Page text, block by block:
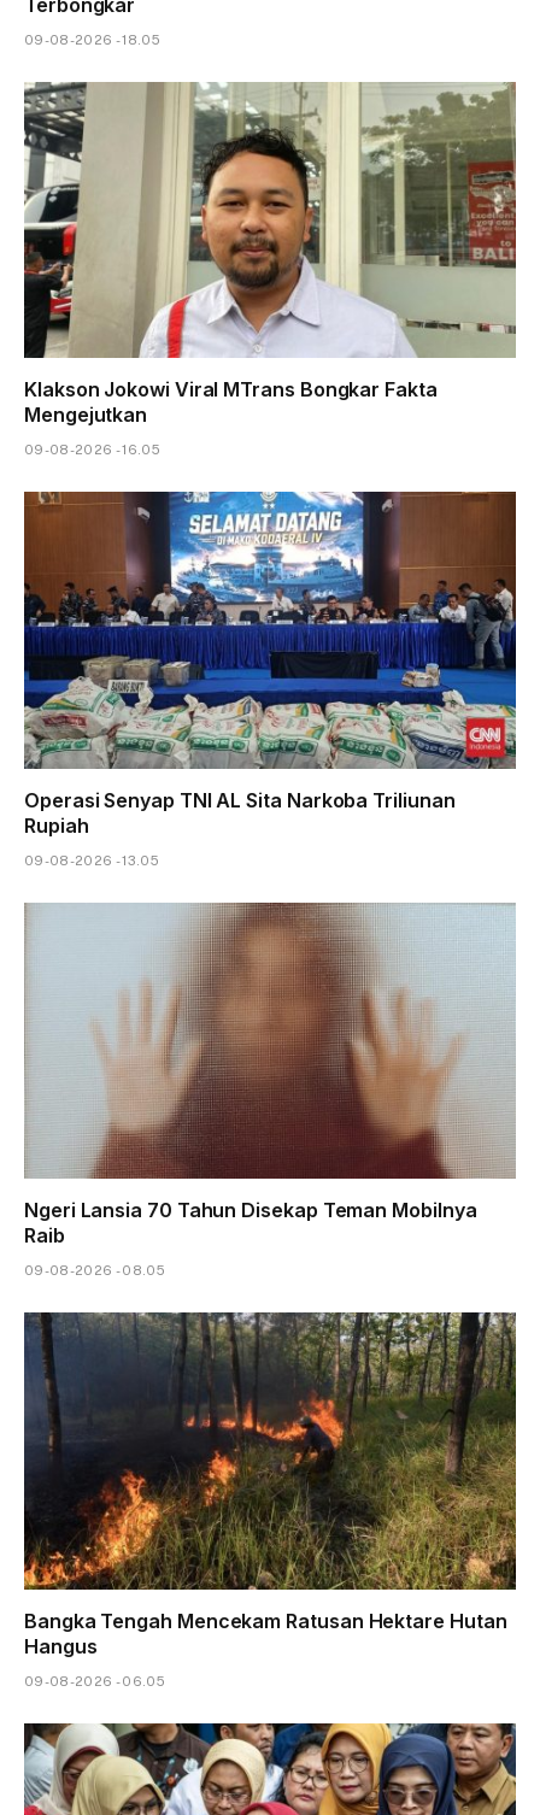
09-08-2026 - 18.05
Klakson Jokowi Viral MTrans Bongkar Fakta
Mengejutkan
09-08-2026 - 16.05
Operasi Senyap TNI AL Sita Narkoba Triliunan
Rupiah
09-08-2026 - 13.05
Ngeri Lansia 70 Tahun Disekap Teman Mobilnya
Raib
09-08-2026 - 08.05
Bangka Tengah Mencekam Ratusan Hektare Hutan
Hangus
09-08-2026 - 06.05